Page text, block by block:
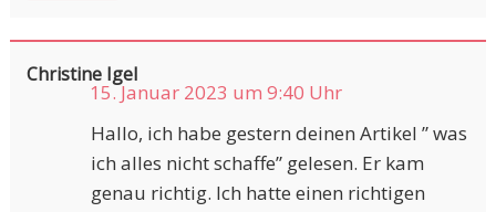
Christine Igel
15. Januar 2023 um 9:40 Uhr
Hallo, ich habe gestern deinen Artikel ” was
ich alles nicht schaffe” gelesen. Er kam
genau richtig. Ich hatte einen richtigen